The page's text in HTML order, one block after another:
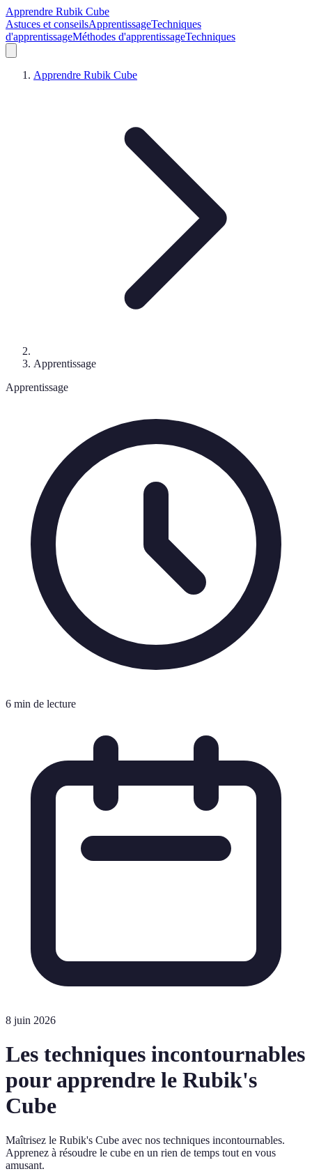
Apprendre Rubik Cube
Astuces et conseilsApprentissageTechniques
d'apprentissageMéthodes d'apprentissageTechniques
Apprendre Rubik Cube
Apprentissage
Apprentissage
6 min de lecture
8 juin 2026
Les techniques incontournables
pour apprendre le Rubik's
Cube
Maîtrisez le Rubik's Cube avec nos techniques incontournables.
Apprenez à résoudre le cube en un rien de temps tout en vous
amusant.